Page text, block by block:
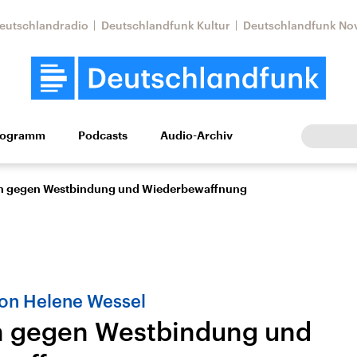
Deutschlandfunk Kultur Deutschlandfunk
Wissen Kultur Europa
Lage und
Iran
Faktenchecks
In unseren
Podcasts Audio-Archiv
gegen Westbindung und Wiederbewaffnung
Helene Wessel
gegen Westbindung und